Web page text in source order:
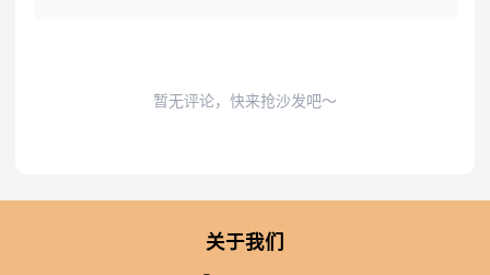
暂无评论，快来抢沙发吧～
关于我们